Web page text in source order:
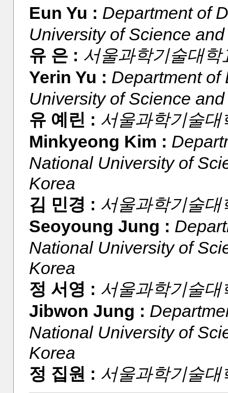
Eun Yu : Department of
University of Science
유 은 : 서울과학기술대
Yerin Yu : Department of
University of Science
유 예린 : 서울과학기술대
Minkyeong Kim :
National University of
Korea
김 민경 : 서울과학기술대
Seoyoung Jung :
National University of
Korea
정 서영 : 서울과학기술대
Jibwon Jung :
National University of
Korea
정 집원 : 서울과학기술대